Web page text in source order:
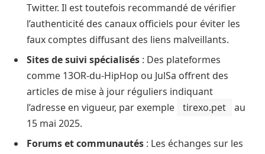
Twitter. Il est toutefois recommandé de vérifier
l’authenticité des canaux officiels pour éviter les
faux comptes diffusant des liens malveillants.
Sites de suivi spécialisés : Des plateformes
comme 13OR-du-HipHop ou JulSa offrent des
articles de mise à jour réguliers indiquant
l’adresse en vigueur, par exemple
tirexo.pet
au
15 mai 2025.
Forums et communautés : Les échanges sur les